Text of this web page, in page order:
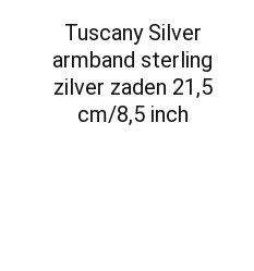
Tuscany Silver
armband sterling
zilver zaden 21,5
cm/8,5 inch